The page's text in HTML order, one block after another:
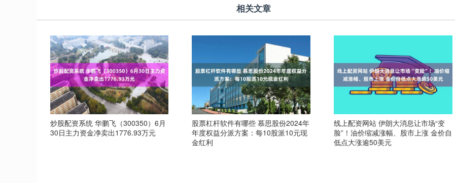
相关文章
炒股配资系统 华鹏飞（300350）6月
30日主力资金净卖出1776.93万元
股票杠杆软件有哪些 慕思股份2024年
年度权益分派方案：每10股派10元现
金红利
线上配资网站 伊朗大消息让市场“变
脸”！油价缩减涨幅、股市上涨 金价自
低点大涨逾50美元